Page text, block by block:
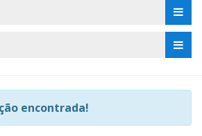
encontrada!